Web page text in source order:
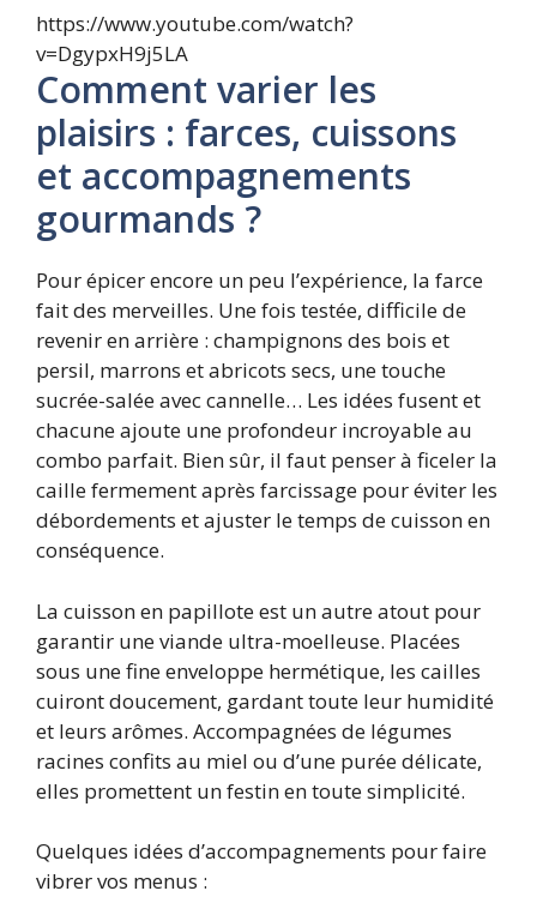
https://www.youtube.com/watch?
v=DgypxH9j5LA
Comment varier les
plaisirs : farces, cuissons
et accompagnements
gourmands ?
Pour épicer encore un peu l’expérience, la farce
fait des merveilles. Une fois testée, difficile de
revenir en arrière : champignons des bois et
persil, marrons et abricots secs, une touche
sucrée-salée avec cannelle… Les idées fusent et
chacune ajoute une profondeur incroyable au
combo parfait. Bien sûr, il faut penser à ficeler la
caille fermement après farcissage pour éviter les
débordements et ajuster le temps de cuisson en
conséquence.
La cuisson en papillote est un autre atout pour
garantir une viande ultra-moelleuse. Placées
sous une fine enveloppe hermétique, les cailles
cuiront doucement, gardant toute leur humidité
et leurs arômes. Accompagnées de légumes
racines confits au miel ou d’une purée délicate,
elles promettent un festin en toute simplicité.
Quelques idées d’accompagnements pour faire
vibrer vos menus :